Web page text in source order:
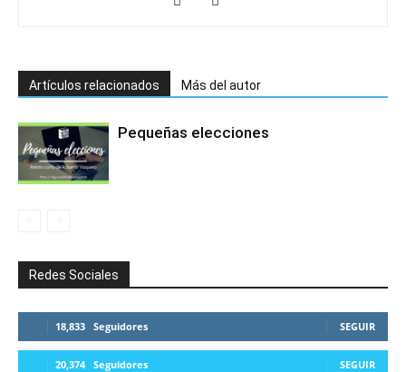
Artículos relacionados Más del autor
Pequeñas elecciones
Redes Sociales
18,833 Seguidores SEGUIR
20,374 Seguidores SEGUIR